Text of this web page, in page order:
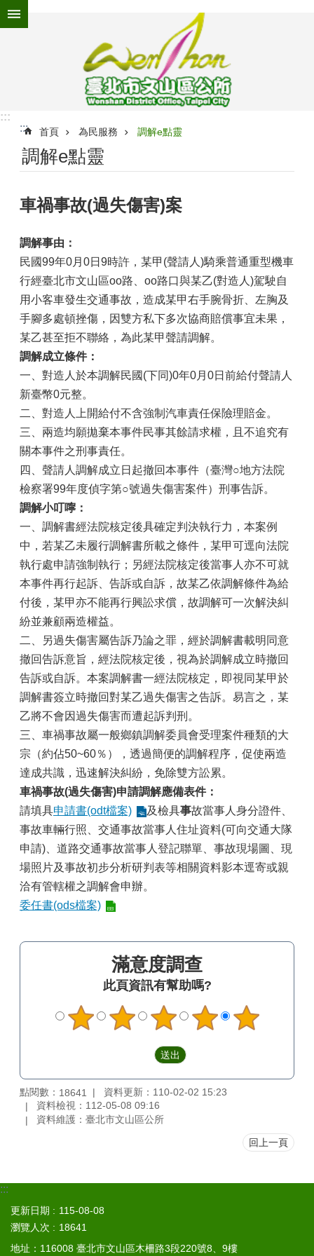
跳到主要內容區塊
為
服
務
機
紹
識
文
山
區
政
報
導
鄰
里
資
訊
防
災
救
災
資
訊
網
(Disaster
prevention
response)
府
資
訊
公
開
專
區
開
放
資
料
區
統
計
資
專
專
區
及
別
平
:::
:::
首頁 為民服務 調解e點靈
調解e點靈
車禍事故(過失傷害)案
調解事由：
民國99年0月0日9時許，某甲(聲請人)騎乘普通重型機車
行經臺北市文山區oo路、oo路口與某乙(對造人)駕駛自
用小客車發生交通事故，造成某甲右手腕骨折、左胸及
手腳多處頓挫傷，因雙方私下多次協商賠償事宜未果，
某乙甚至拒不聯絡，為此某甲聲請調解。
調解成立條件：
一、對造人於本調解民國(下同)0年0月0日前給付聲請人
新臺幣0元整。
二、對造人上開給付不含強制汽車責任保險理賠金。
三、兩造均願拋棄本事件民事其餘請求權，且不追究有
關本事件之刑事責任。
四、聲請人調解成立日起撤回本事件（臺灣○地方法院
檢察署99年度偵字第○號過失傷害案件）刑事告訴。
調解小叮嚀：
一、調解書經法院核定後具確定判決執行力，本案例
中，若某乙未履行調解書所載之條件，某甲可逕向法院
執行處申請強制執行；另經法院核定後當事人亦不可就
本事件再行起訴、告訴或自訴，故某乙依調解條件為給
付後，某甲亦不能再行興訟求償，故調解可一次解決糾
紛並兼顧兩造權益。
二、另過失傷害屬告訴乃論之罪，經於調解書載明同意
撤回告訴意旨，經法院核定後，視為於調解成立時撤回
告訴或自訴。本案調解書一經法院核定，即視同某甲於
調解書簽立時撤回對某乙過失傷害之告訴。易言之，某
乙將不會因過失傷害而遭起訴判刑。
三、車禍事故屬一般鄉鎮調解委員會受理案件種類的大
宗（約佔50~60％），透過簡便的調解程序，促使兩造
達成共識，迅速解決糾紛，免除雙方訟累。
車禍事故(過失傷害)申請調解應備表件：
請填具申請書(odt檔案) 及檢具事故當事人身分證件、
事故車輛行照、交通事故當事人住址資料(可向交通大隊
申請)、道路交通事故當事人登記聯單、事故現場圖、現
場照片及事故初步分析研判表等相關資料影本逕寄或親
洽有管轄權之調解會申辦。
委任書(ods檔案)
滿意度調查
此頁資訊有幫助嗎?
點閱數： 18641
資料更新：110-02-02 15:23
資料檢視：112-05-08 09:16
資料維護：臺北市文山區公所
回上一頁
:::
更新日期
115-08-08
瀏覽人次
18641
地址：116008 臺北市文山區木柵路3段220號8、9樓